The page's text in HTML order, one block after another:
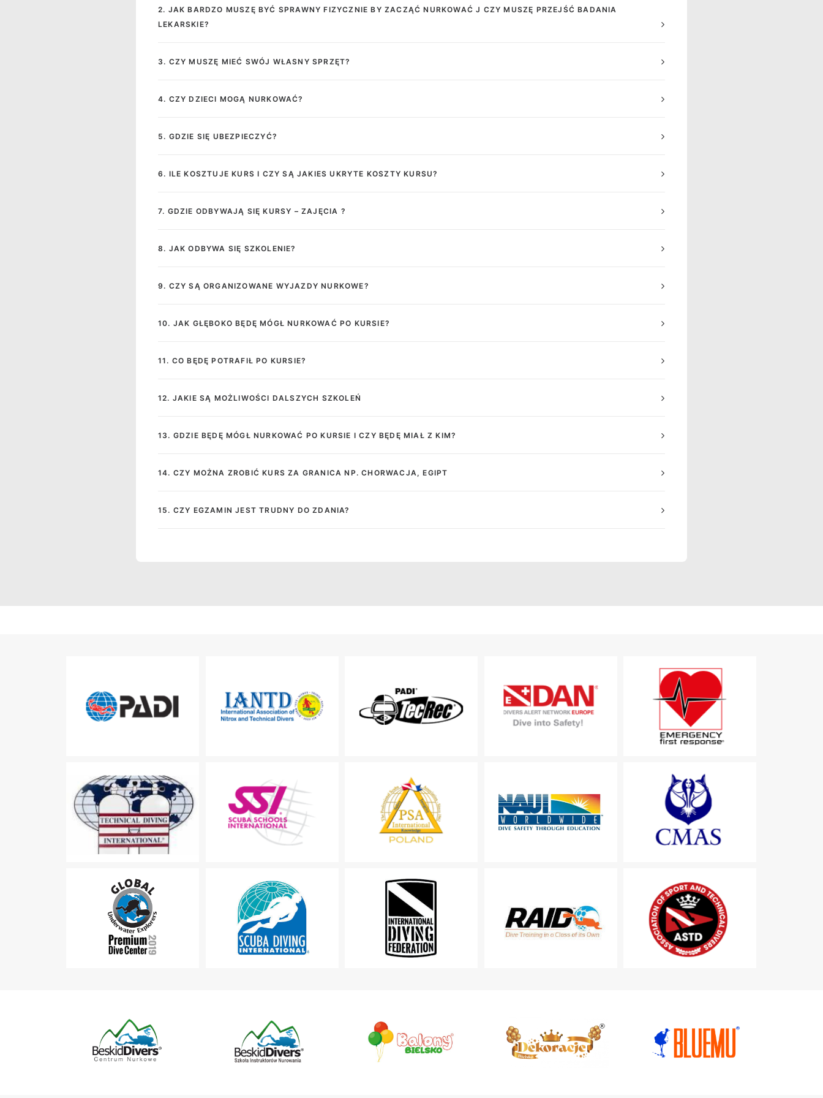
2. JAK BARDZO MUSZĘ BYĆ SPRAWNY FIZYCZNIE BY ZACZĄĆ NURKOWAĆ J CZY MUSZĘ PRZEJŚĆ BADANIA
LEKARSKIE?
3. CZY MUSZĘ MIEĆ SWÓJ WŁASNY SPRZĘT?
4. CZY DZIECI MOGĄ NURKOWAĆ?
5. GDZIE SIĘ UBEZPIECZYĆ?
6. ILE KOSZTUJE KURS I CZY SĄ JAKIES UKRYTE KOSZTY KURSU?
7. GDZIE ODBYWAJĄ SIĘ KURSY – ZAJĘCIA ?
8. JAK ODBYWA SIĘ SZKOLENIE?
9. CZY SĄ ORGANIZOWANE WYJAZDY NURKOWE?
10. JAK GŁĘBOKO BĘDĘ MÓGŁ NURKOWAĆ PO KURSIE?
11. CO BĘDĘ POTRAFIŁ PO KURSIE?
12. JAKIE SĄ MOŻLIWOŚCI DALSZYCH SZKOLEŃ
13. GDZIE BĘDĘ MÓGŁ NURKOWAĆ PO KURSIE I CZY BĘDĘ MIAŁ Z KIM?
14. CZY MOŻNA ZROBIĆ KURS ZA GRANICA NP. CHORWACJA, EGIPT
15. CZY EGZAMIN JEST TRUDNY DO ZDANIA?